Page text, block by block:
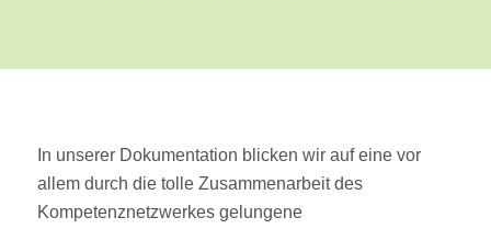
In unserer Dokumentation blicken wir auf eine vor
allem durch die tolle Zusammenarbeit des
Kompetenznetzwerkes gelungene